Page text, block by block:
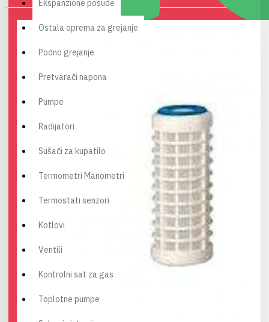
Ekspanzione posude
Ostala oprema za grejanje
Podno grejanje
Pretvarači napona
Pumpe
Radijatori
Sušači za kupatilo
Termometri Manometri
Termostati senzori
Kotlovi
Ventili
Kontrolni sat za gas
Toplotne pumpe